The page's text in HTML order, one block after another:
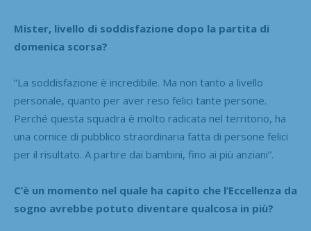
Mister, livello di soddisfazione dopo la partita di
domenica scorsa?
“La soddisfazione è incredibile. Ma non tanto a livello
personale, quanto per aver reso felici tante persone.
Perché questa squadra è molto radicata nel territorio, ha
una cornice di pubblico straordinaria fatta di persone felici
per il risultato. A partire dai bambini, fino ai più anziani”.
C’è un momento nel quale ha capito che l’Eccellenza da
sogno avrebbe potuto diventare qualcosa in più?